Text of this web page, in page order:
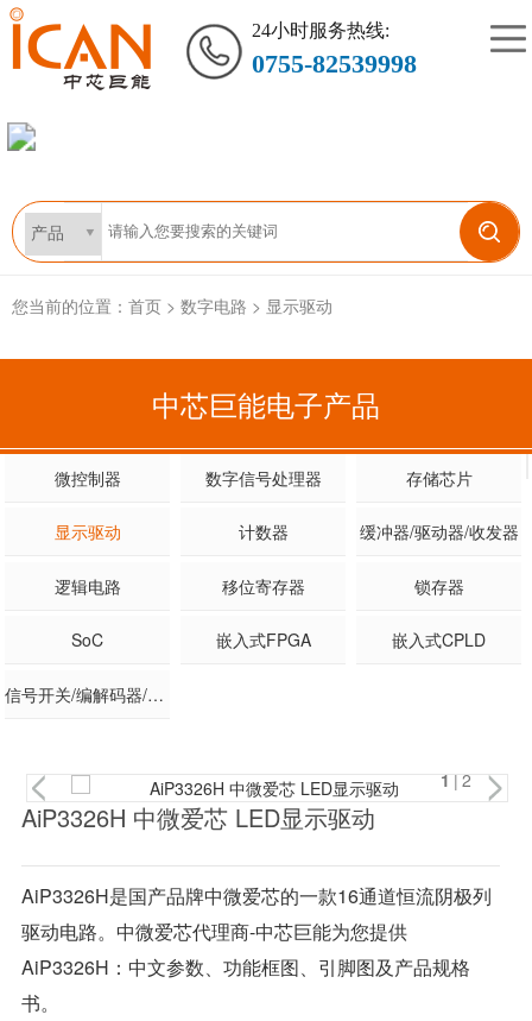
24小时服务热线:
0755-82539998
您当前的位置： 首页 > 数字电路 > 显示驱动
中芯巨能电子产品
微控制器 数字信号处理器 存储芯片
显示驱动 计数器 缓冲器/驱动器/收发器
逻辑电路 移位寄存器 锁存器
SoC 嵌入式FPGA 嵌入式CPLD
信号开关/编解码器/多路复用器
1|2
AiP3326H 中微爱芯 LED显示驱动
AiP3326H是国产品牌中微爱芯的一款16通道恒流阴极列
驱动电路。中微爱芯代理商-中芯巨能为您提供
AiP3326H：中文参数、功能框图、引脚图及产品规格
书。